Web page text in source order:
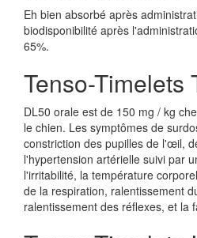
Eh bien absorbé après
biodisponibilité après
65%.
Tenso-Timelets
DL50 orale est de 150 mg / kg
le chien. Les symptômes de
constriction des pupilles de l'œil,
l'hypertension artérielle suivi par
l'irritabilité, la température
de la respiration, ralentissement
ralentissement des réflexes, et la